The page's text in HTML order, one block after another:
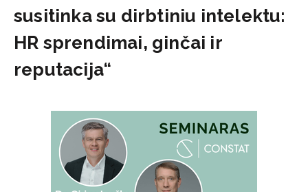
susitinka su dirbtiniu intelektu:
HR sprendimai, ginčai ir
reputacija“